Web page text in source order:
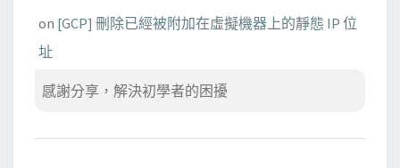
on [GCP] 刪除已經被附加在虛擬機器上的靜態 IP 位
址
感謝分享，解決初學者的困擾